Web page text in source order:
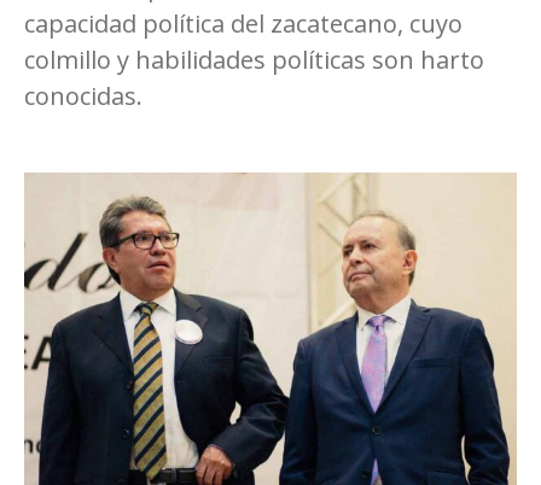
capacidad política del zacatecano, cuyo
colmillo y habilidades políticas son harto
conocidas.